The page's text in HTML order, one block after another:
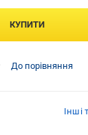
КУПИТИ
До порівняння
Інші